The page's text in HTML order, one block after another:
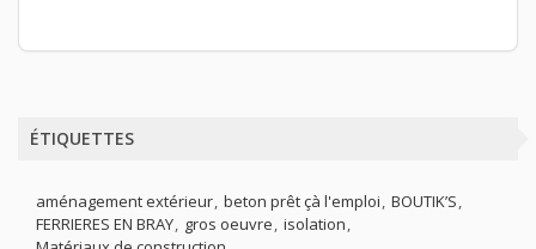
ÉTIQUETTES
aménagement extérieur beton prêt çà l'emploi BOUTIK’S
FERRIERES EN BRAY gros oeuvre isolation